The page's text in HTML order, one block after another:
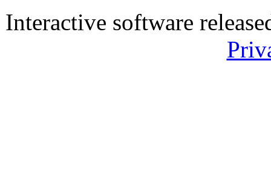
Interactive software